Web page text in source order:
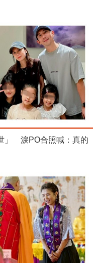
」 淚PO合照喊：真的